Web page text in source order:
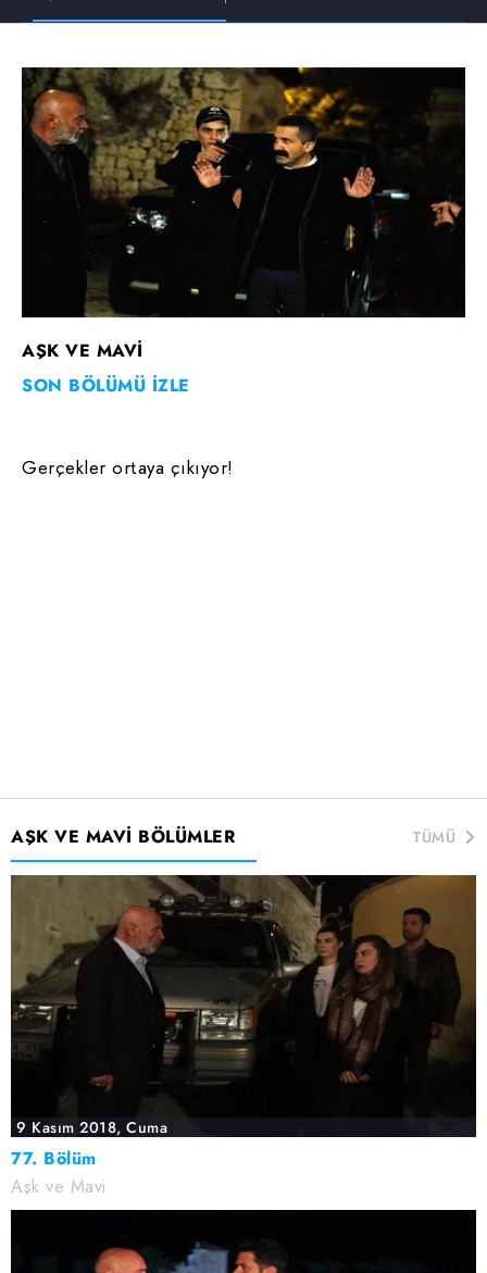
AŞK VE MAVİ
SON BÖLÜMÜ İZLE
Gerçekler ortaya çıkıyor!
AŞK VE MAVİ BÖLÜMLER TÜMÜ
9 Kasım 2018, Cuma
77. Bölüm
Aşk ve Mavi